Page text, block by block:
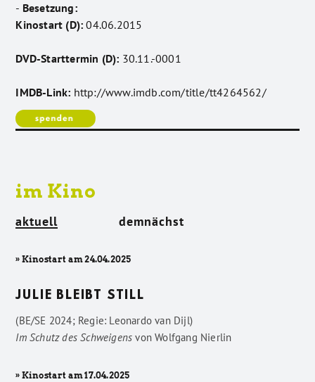
- Besetzung:
Kinostart (D): 04.06.2015
DVD-Starttermin (D): 30.11.-0001
IMDB-Link: http://www.imdb.com/title/tt4264562/
im Kino
aktuell demnächst
» Kinostart am 24.04.2025
JULIE BLEIBT STILL
(BE/SE 2024; Regie: Leonardo van Dijl)
Im Schutz des Schweigens vonWolfgang Nierlin
» Kinostart am 17.04.2025